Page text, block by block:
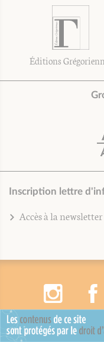
Éditions
Inscription lettre
Accès à la newsletter